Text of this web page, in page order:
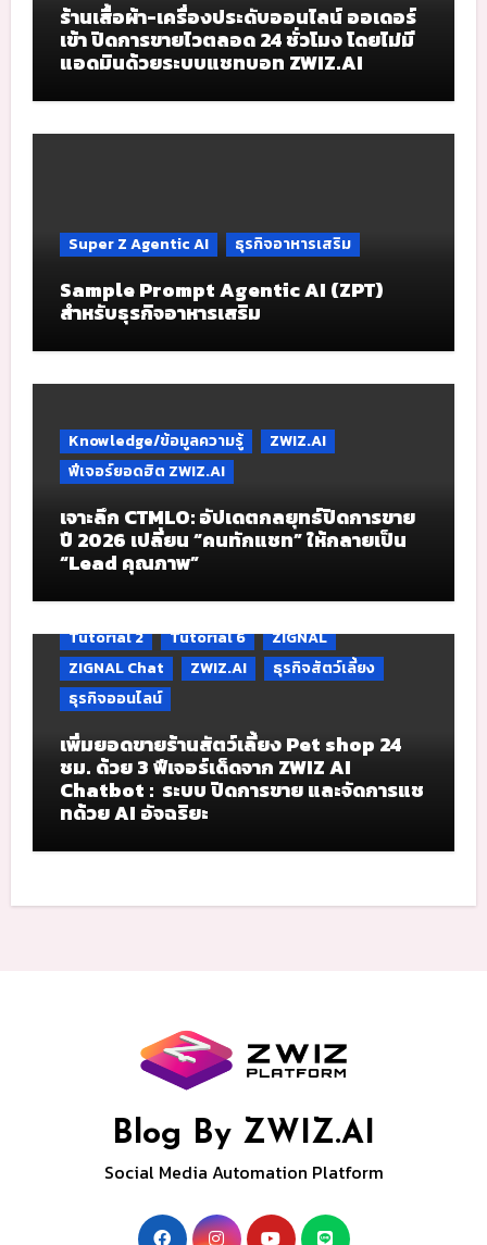
ร้านเสื้อผ้า-เครื่องประดับออนไลน์ ออเดอร์
เข้า ปิดการขายไวตลอด 24 ชั่วโมง โดยไม่มี
แอดมินด้วยระบบแชทบอท ZWIZ.AI
Super Z Agentic AI ธุรกิจอาหารเสริม
Sample Prompt Agentic AI (ZPT)
สำหรับธุรกิจอาหารเสริม
Knowledge/ข้อมูลความรู้
ZWIZ.AI
ฟีเจอร์ยอดฮิต ZWIZ.AI
เจาะลึก CTMLO: อัปเดตกลยุทธ์ปิดการขาย
ปี 2026 เปลี่ยน “คนทักแชท” ให้กลายเป็น
“Lead คุณภาพ”
Tutorial 2 Tutorial 6
ZIGNAL
ZIGNAL Chat
ZWIZ.AI
ธุรกิจสัตว์เลี้ยง
ธุรกิจออนไลน์
เพิ่มยอดขายร้านสัตว์เลี้ยง Pet shop 24
ชม. ด้วย 3 ฟีเจอร์เด็ดจาก ZWIZ AI
Chatbot : ระบบ ปิดการขาย และจัดการแช
ทด้วย AI อัจฉริยะ
Blog By ZWIZ.AI
Social Media Automation Platform